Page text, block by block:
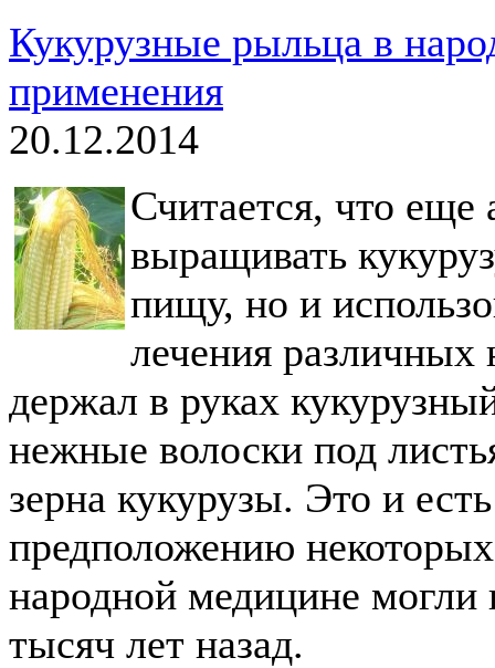
Кукурузные рыльца в
применения
20.12.2014
Считается, что еще
выращивать
пищу, но и
лечения различных
держал в руках
нежные волоски под
зерна кукурузы. Это и
предположению
народной медицине могли
тысяч лет назад.